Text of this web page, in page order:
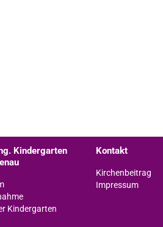
Kindergarten
Kindergarten
Kontakt
Kirchenbeitrag
Impressum